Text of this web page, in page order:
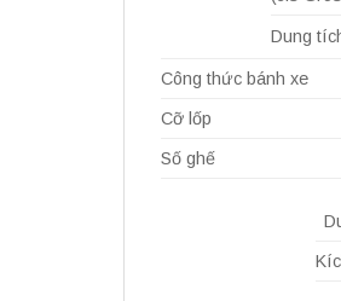
Dung
Công thức bánh xe
Cỡ lốp
Số ghế